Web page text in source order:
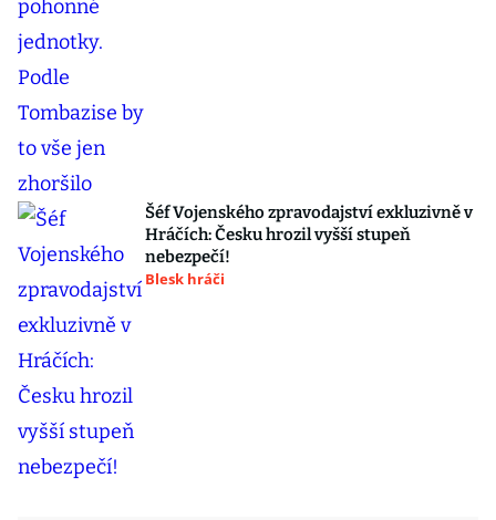
Šéf Vojenského zpravodajství exkluzivně v
Hráčích: Česku hrozil vyšší stupeň
nebezpečí!
Blesk hráči